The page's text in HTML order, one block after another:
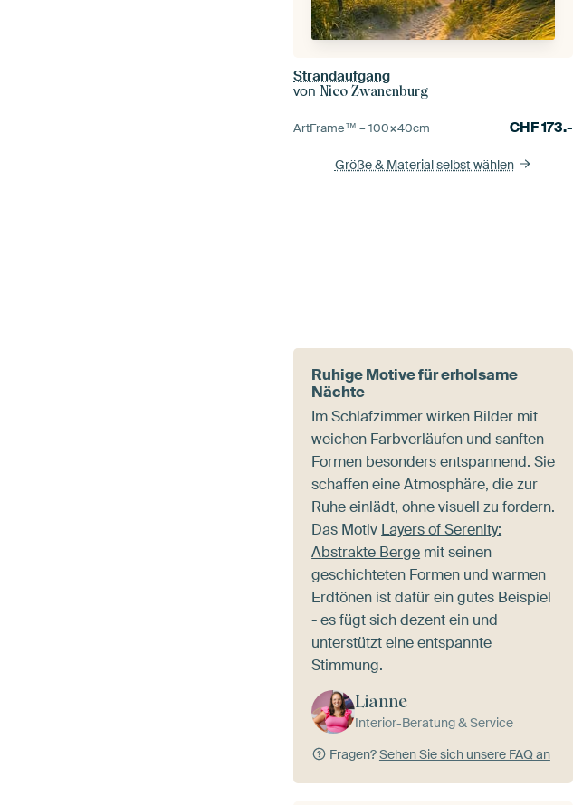
Strandaufgang
von Nico Zwanenburg
ArtFrame™ –100×40cm CHF173.-
Größe & Material selbst wählen
Ruhige Motive für erholsame
Nächte
Im Schlafzimmer wirken Bilder mit
weichen Farbverläufen und sanften
Formen besonders entspannend. Sie
schaffen eine Atmosphäre, die zur
Ruhe einlädt, ohne visuell zu fordern.
Das Motiv Layers of Serenity:
Abstrakte Berge mit seinen
geschichteten Formen und warmen
Erdtönen ist dafür ein gutes Beispiel
- es fügt sich dezent ein und
unterstützt eine entspannte
Stimmung.
Lianne
Interior-Beratung & Service
Fragen?Sehen Sie sich unsere FAQ an